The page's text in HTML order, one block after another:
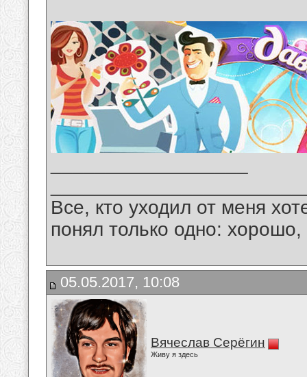
Все, кто уходил от меня
понял только одно:
05.05.2017, 10:08
Вячеслав Серёгин
Живу я здесь